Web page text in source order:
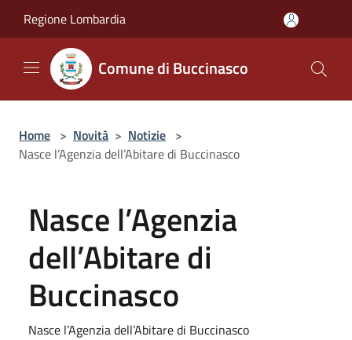
Regione Lombardia
Comune di Buccinasco
Home > Novità > Notizie >
Nasce l’Agenzia dell’Abitare di Buccinasco
Nasce l’Agenzia
dell’Abitare di
Buccinasco
Nasce l’Agenzia dell’Abitare di Buccinasco